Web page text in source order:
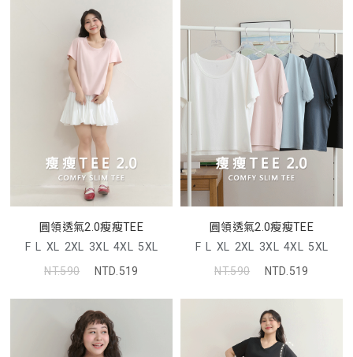
圓領透氣2.0瘦瘦TEE
F L XL 2XL 3XL 4XL 5XL
NT.590
NTD.519
圓領透氣2.0瘦瘦TEE
F L XL 2XL 3XL 4XL 5XL
NT.590
NTD.519